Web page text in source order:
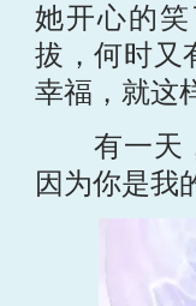
她开心的
拔，何时又
幸福，就这
有一天，
因为你是我